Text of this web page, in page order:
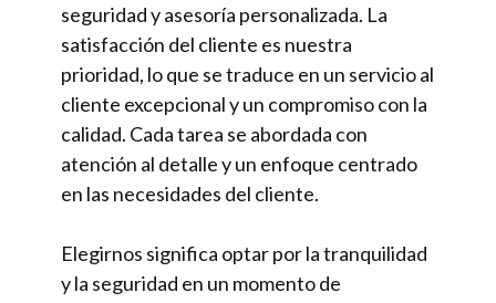
seguridad y asesoría personalizada. La
satisfacción del cliente es nuestra
prioridad, lo que se traduce en un servicio al
cliente excepcional y un compromiso con la
calidad. Cada tarea se abordada con
atención al detalle y un enfoque centrado
en las necesidades del cliente.
Elegirnos significa optar por la tranquilidad
y la seguridad en un momento de